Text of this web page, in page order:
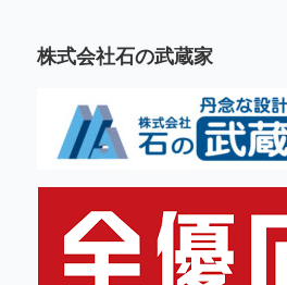
株式会社石の武蔵家